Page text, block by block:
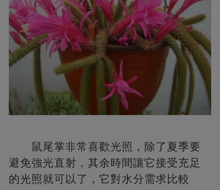
鼠尾掌非常喜歡光照，除了夏季要
避免強光直射，其余時間讓它接受充足
的光照就可以了，它對水分需求比較